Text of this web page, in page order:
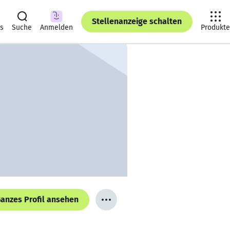
Suche Anmelden
Stellenanzeige schalten
Produkte
Profil ansehen